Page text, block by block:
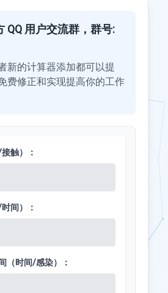
QQ 用户交流群，群号:
新的计算器添加都可以提
费修正和实现提高你的工作
触）：
间）：
（时间/感染）：